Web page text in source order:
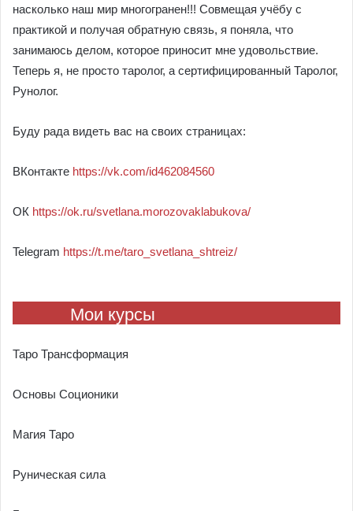
насколько наш мир многогранен!!! Совмещая учёбу с
практикой и получая обратную связь, я поняла, что
занимаюсь делом, которое приносит мне удовольствие.
Теперь я, не просто таролог, а сертифицированный Таролог,
Рунолог.
Буду рада видеть вас на своих страницах:
ВКонтакте https://vk.com/id462084560
ОК https://ok.ru/svetlana.morozovaklabukova/
Telegram https://t.me/taro_svetlana_shtreiz/
Мои курсы
Таро Трансформация
Основы Соционики
Магия Таро
Руническая сила